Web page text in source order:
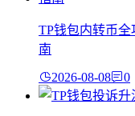
TP钱包内转币
南
2026-08-08 0